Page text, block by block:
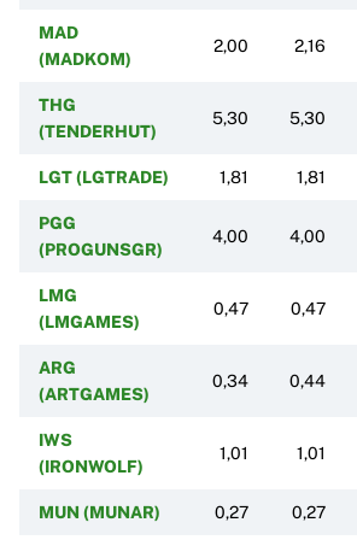
MAD
(MADKOM)
2,00 2,16
THG
(TENDERHUT)
5,30 5,30
LGT (LGTRADE) 1,81 1,81
PGG
(PROGUNSGR)
4,00 4,00
LMG
(LMGAMES)
0,47 0,47
ARG
(ARTGAMES)
0,34 0,44
IWS
(IRONWOLF)
1,01 1,01
MUN (MUNAR) 0,27 0,27